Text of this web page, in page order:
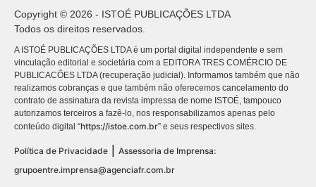
Copyright © 2026 - ISTOÉ PUBLICAÇÕES LTDA
Todos os direitos reservados.
A ISTOÉ PUBLICAÇÕES LTDA é um portal digital independente e sem
vinculação editorial e societária com a EDITORA TRES COMÉRCIO DE
PUBLICACÕES LTDA (recuperação judicial). Informamos também que não
realizamos cobranças e que também não oferecemos cancelamento do
contrato de assinatura da revista impressa de nome ISTOÉ, tampouco
autorizamos terceiros a fazê-lo, nos responsabilizamos apenas pelo
conteúdo digital “https://istoe.com.br” e seus respectivos sites.
Política de Privacidade | Assessoria de Imprensa:
grupoentre.imprensa@agenciafr.com.br